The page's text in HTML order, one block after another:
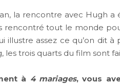
la rencontre avec Hugh
rencontré tout le monde
illustre assez ce qu’on dit
les trois quarts du film sont
à 4 mariages, vous